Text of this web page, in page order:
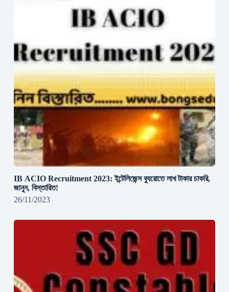
IB ACIO Recruitment 2023: ইন্টেলিজেন্স ব্যুরোতে লাখ টাকার চাকরি,
জানুন, বিস্তারিত!
26/11/2023